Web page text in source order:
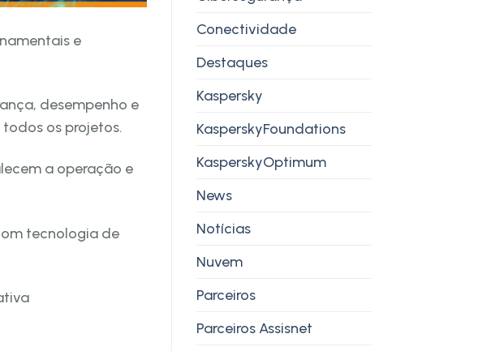
e
desempenho e
os projetos.
a operação e
tecnologia de
Conectividade
Destaques
Kaspersky
KasperskyFoundations
KasperskyOptimum
News
Notícias
Nuvem
Parceiros
Parceiros Assisnet